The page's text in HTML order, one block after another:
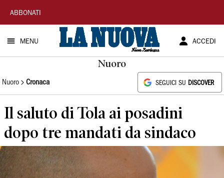
La
Nuova
Sardegna
ABBONATI
MENU ACCEDI
Nuoro
Nuoro Cronaca SEGUICI SU DISCOVER
Il saluto di Tola ai posadini
dopo tre mandati da sindaco